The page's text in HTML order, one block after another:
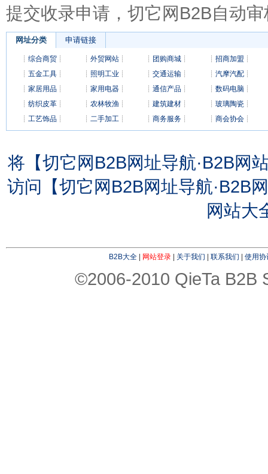
提交收录申请，切它网B2B自动
网址分类 申请链接
┊ 综合商贸 ┊ ┊ 外贸网站 ┊ ┊ 团购商城 ┊ ┊ 招商加盟 ┊
┊ 五金工具 ┊ ┊ 照明工业 ┊ ┊ 交通运输 ┊ ┊ 汽摩汽配┊
┊ 家居用品 ┊ ┊ 家用电器 ┊ ┊ 通信产品 ┊ ┊ 数码电脑 ┊
┊ 纺织皮革 ┊ ┊ 农林牧渔 ┊ ┊ 建筑建材 ┊ ┊ 玻璃陶瓷┊
┊ 工艺饰品 ┊ ┊ 二手加工 ┊ ┊ 商务服务 ┊ ┊ 商会协会┊
将【切它网B2B网址导航·B2B网
访问【切它网B2B网址导航·B2B
网站大
B2B大全| 网站登录| 关于我们 联系我们 使用协
©2006-2010 QieTa B2B